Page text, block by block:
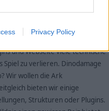
Privacy Policy
und Webseite viele technische
Spiel zu verlieren. Dinodamage
Wir wollen die Ark
bieten wir einige
Strukturen oder Plugins.